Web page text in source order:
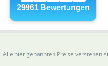
Alle hier genannten Preise verstehen